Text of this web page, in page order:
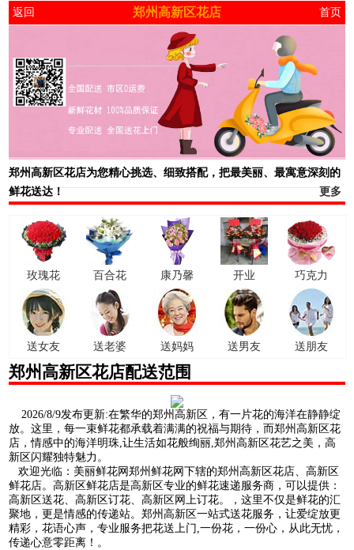
返回 郑州高新区花店 首页
郑州高新区花店为您精心挑选、细致搭配，把最美丽、最寓意深刻的
鲜花送达！
更多
玫瑰花 百合花 康乃馨 开业 巧克力
送女友 送老婆 送妈妈 送男友 送朋友
郑州高新区花店配送范围
2026/8/9发布更新:在繁华的郑州高新区，有一片花的海洋在静静绽
放。这里，每一束鲜花都承载着满满的祝福与期待，而郑州高新区花
店，情感中的海洋明珠,让生活如花般绚丽,郑州高新区花艺之美，高
新区闪耀独特魅力。
欢迎光临：美丽鲜花网郑州鲜花网下辖的郑州高新区花店、高新区
鲜花店。高新区鲜花店是高新区专业的鲜花速递服务商，可以提供：
高新区送花、高新区订花、高新区网上订花。，这里不仅是鲜花的汇
聚地，更是情感的传递站。郑州高新区一站式送花服务，让爱绽放更
精彩，花语心声，专业服务把花送上门,一份花，一份心，从此无忧，
传递心意零距离！。